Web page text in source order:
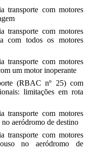
transporte com motores
transporte com motores
com todos os motores
transporte com motores
um motor inoperante
(RBAC nº 25) com
limitações em rota
transporte com motores
aeródromo de destino
transporte com motores
no aeródromo de